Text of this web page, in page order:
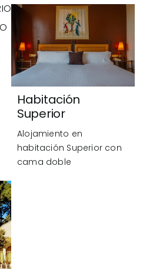
Habitación
Superior
Alojamiento en
habitación Superior con
cama doble